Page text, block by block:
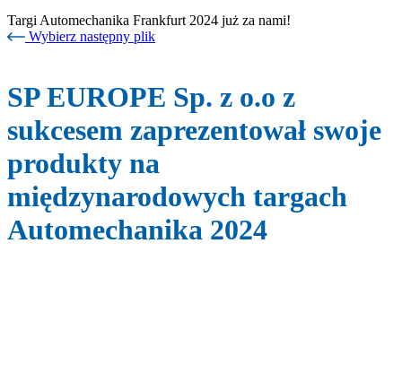
Targi Automechanika Frankfurt 2024 już za nami!
Wybierz następny plik
SP EUROPE Sp. z o.o z
sukcesem zaprezentował swoje
produkty na
międzynarodowych targach
Automechanika 2024